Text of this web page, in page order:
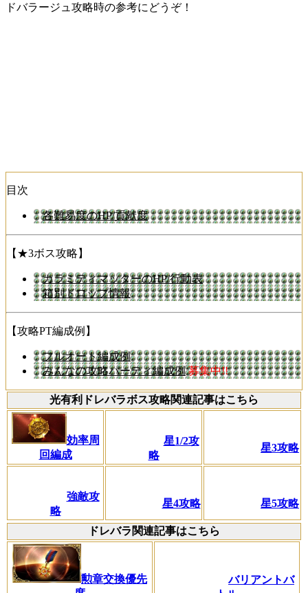
ドバラージュ攻略時の参考にどうぞ！
目次
各難易度のHP/貢献度
【★3ボス攻略】
カラミティマッターのHP/行動表
箱別ドロップ情報
【攻略PT編成例】
フルオート編成例
みんなの攻略パーティ編成例 募集中!!
光有利ドレバラボス攻略関連記事はこちら
効率周
回編成
星1/2攻
略
星3攻略
強敵攻
略
星4攻略 星5攻略
ドレバラ関連記事はこちら
勲章交換優先
バリアントバ